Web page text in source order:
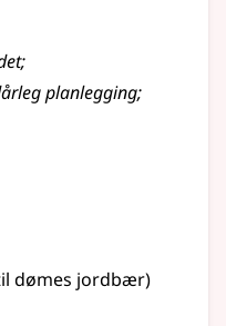
;
planlegging;
dømes jordbær)